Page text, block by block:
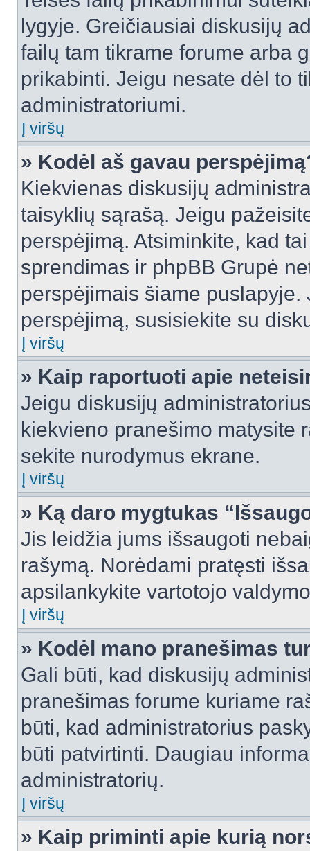
lygyje. Greičiausiai diskusijų
failų tam tikrame forume arba
prikabinti. Jeigu nesate dėl to
administratoriumi.
Į viršų
» Kodėl aš gavau
Kiekvienas diskusijų
taisyklių sąrašą. Jeigu
perspėjimą. Atsiminkite, kad
sprendimas ir phpBB Grupė
perspėjimais šiame
perspėjimą, susisiekite su
Į viršų
» Kaip raportuoti apie
Jeigu diskusijų
kiekvieno pranešimo matysite
sekite nurodymus ekrane.
Į viršų
» Ką daro mygtukas
Jis leidžia jums išsaugoti
rašymą. Norėdami pratęsti
apsilankykite vartotojo
Į viršų
» Kodėl mano pranešimas
Gali būti, kad diskusijų
pranešimas forume kuriame
būti, kad administratorius
būti patvirtinti. Daugiau
administratorių.
Į viršų
» Kaip priminti apie kurią